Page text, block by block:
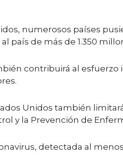
numerosos países
país de más de 1.350
contribuirá al esfuerzo
Unidos también
y la Prevención de
detectada al